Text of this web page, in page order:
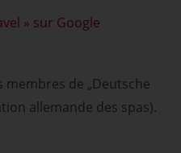
» sur Google
membres de „Deutsche
allemande des spas).